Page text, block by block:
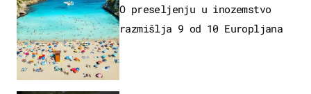
O preseljenju u inozemstvo
razmišlja 9 od 10 Europljana